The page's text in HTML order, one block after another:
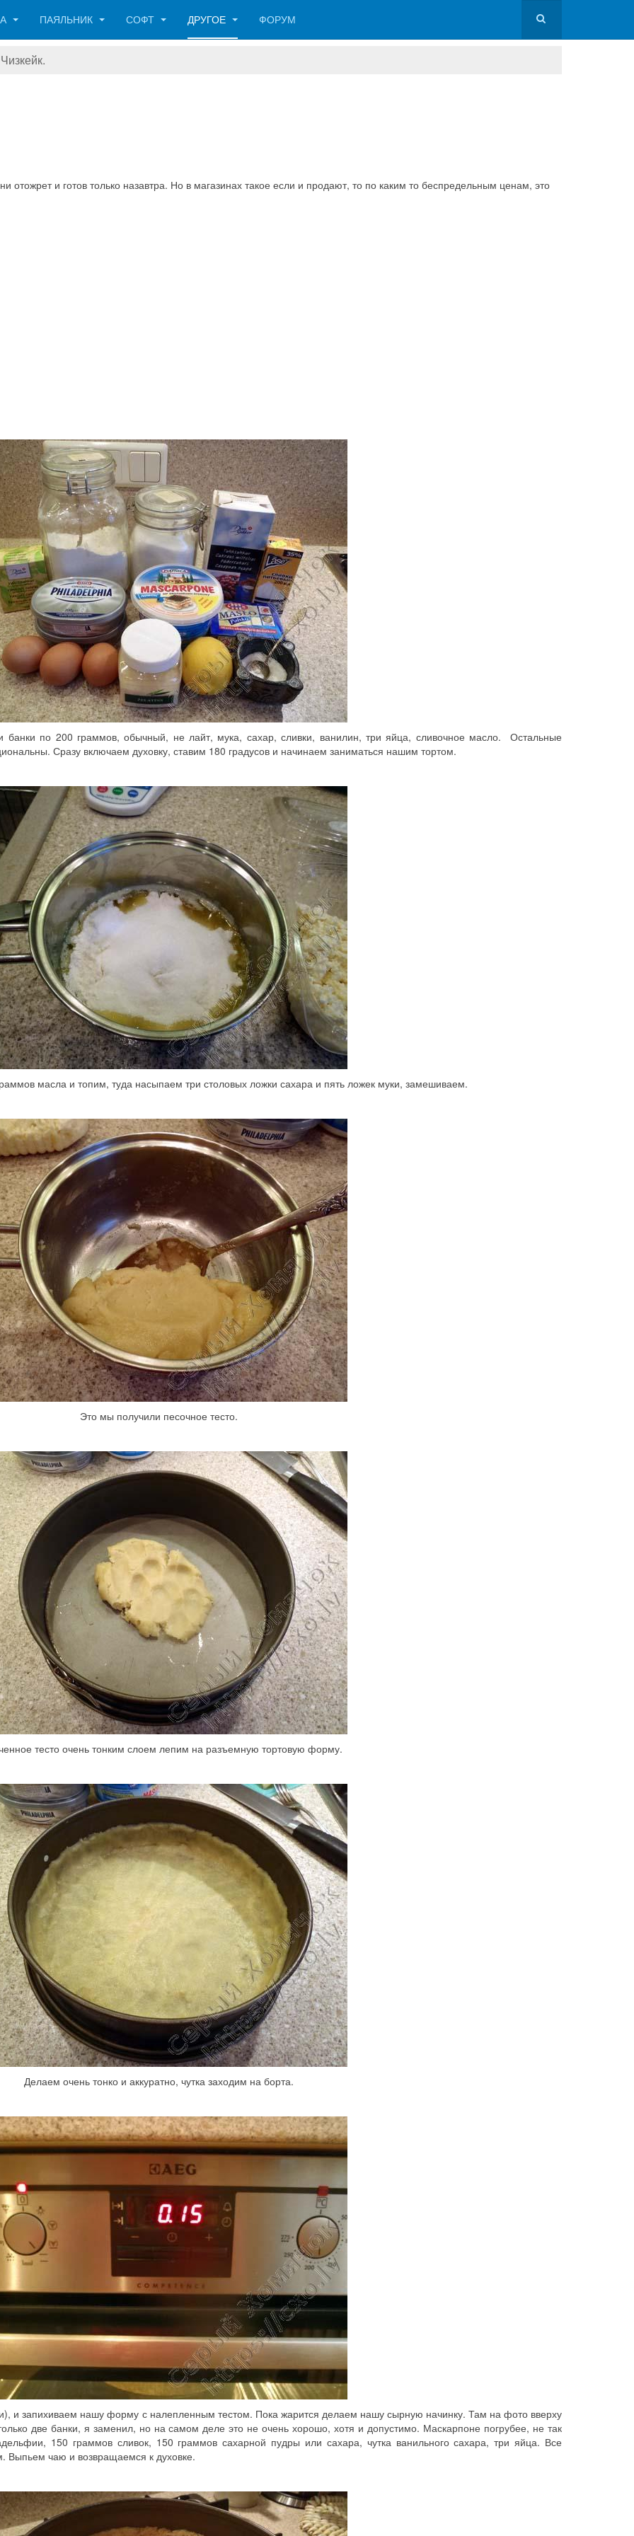
ПАЯЛЬНИК СОФТ ДРУГОЕ ФОРУМ
Чизкейк.
и готов только назавтра. Но в магазинах такое если и продают, то по каким то беспредельным ценам, это
по 200 граммов, обычный, не лайт, мука, сахар, сливки, ванилин, три яйца, сливочное масло. Остальные
Сразу включаем духовку, ставим 180 градусов и начинаем заниматься нашим тортом.
масла и топим, туда насыпаем три столовых ложки сахара и пять ложек муки, замешиваем.
Это мы получили песочное тесто.
тесто очень тонким слоем лепим на разъемную тортовую форму.
Делаем очень тонко и аккуратно, чутка заходим на борта.
и запихиваем нашу форму с налепленным тестом. Пока жарится делаем нашу сырную начинку. Там на фото вверху
две банки, я заменил, но на самом деле это не очень хорошо, хотя и допустимо. Маскарпоне погрубее, не так
150 граммов сливок, 150 граммов сахарной пудры или сахара, чутка ванильного сахара, три яйца. Все
Выпьем чаю и возвращаемся к духовке.